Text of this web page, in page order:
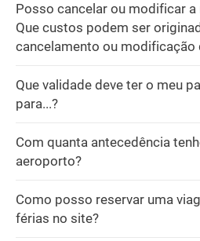
Posso cancelar ou modificar a
Que custos podem ser
cancelamento ou modificação
Que validade deve ter o meu
para...?
Com quanta antecedência
aeroporto?
Como posso reservar uma
férias no site?